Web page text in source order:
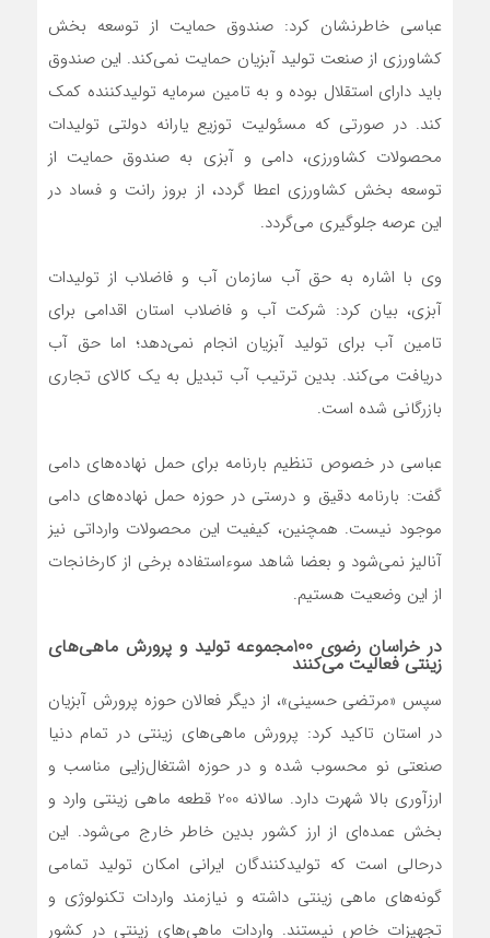
عباسی خاطرنشان کرد: صندوق حمایت از توسعه بخش
کشاورزی از صنعت تولید آبزیان حمایت نمی‌کند. این صندوق
باید دارای استقلال بوده و به تامین سرمایه تولیدکننده کمک
کند. در صورتی که مسئولیت توزیع یارانه دولتی تولیدات
محصولات کشاورزی، دامی و آبزی به صندوق حمایت از
توسعه بخش کشاورزی اعطا گردد، از بروز رانت و فساد در
این عرصه جلوگیری می‌گردد.
وی با اشاره به حق آب سازمان آب و فاضلاب از تولیدات
آبزی، بیان کرد: شرکت آب و فاضلاب استان اقدامی برای
تامین آب برای تولید آبزیان انجام نمی‌دهد؛ اما حق آب
دریافت می‌کند. بدین ترتیب آب تبدیل به یک کالای تجاری
بازرگانی شده است.
عباسی در خصوص تنظیم بارنامه برای حمل نهاده‌های دامی
گفت: بارنامه دقیق و درستی در حوزه حمل نهاده‌های دامی
موجود نیست. همچنین، کیفیت این محصولات وارداتی نیز
آنالیز نمی‌شود و بعضا شاهد سوءاستفاده برخی از کارخانجات
از این وضعیت هستیم.
در خراسان رضوی 100مجموعه تولید و پرورش ماهی‌های
زینتی فعالیت می‌کنند
سپس «مرتضی حسینی»، از دیگر فعالان حوزه پرورش آبزیان
در استان تاکید کرد: پرورش ماهی‌های زینتی در تمام دنیا
صنعتی نو محسوب شده و در حوزه اشتغال‌زایی مناسب و
ارزآوری بالا شهرت دارد. سالانه 200 قطعه ماهی زینتی وارد و
بخش عمده‌ای از ارز کشور بدین خاطر خارج می‌شود. این
درحالی است که تولیدکنندگان ایرانی امکان تولید تمامی
گونه‌های ماهی زینتی داشته و نیازمند واردات تکنولوژی و
تجهیزات خاص نیستند. واردات ماهی‌های زینتی در کشور